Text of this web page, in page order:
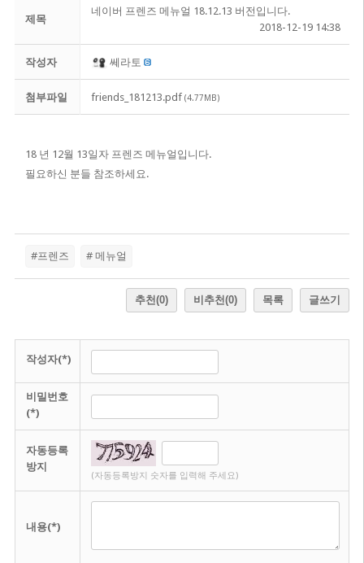
제목
네이버 프렌즈 메뉴얼 18.12.13 버전입니다.
2018-12-19 14:38
작성자 쎄라토
첨부파일 friends_181213.pdf (4.77MB)
18 년 12월 13일자 프렌즈 메뉴얼입니다.
필요하신 분들 참조하세요.
#프렌즈 # 메뉴얼
추천(0) 비추천(0) 목록 글쓰기
작성자(*)
비밀번호
(*)
자동등록
방지
(자동등록방지 숫자를 입력해 주세요)
내용(*)